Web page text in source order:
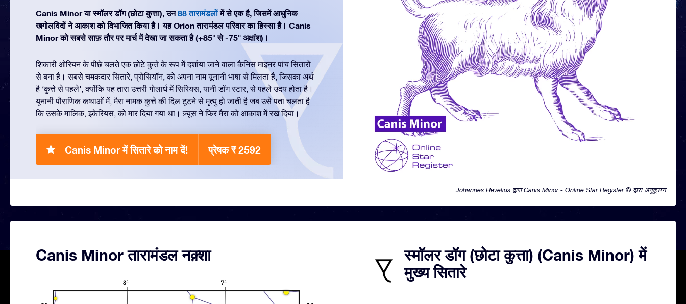
Johannes Hevelius द्वारा Canis Minor - Online Star Register © द्वारा अनुकूलन
Canis Minor या स्मॉलर डॉग (छोटा कुत्ता), उन88 तारामंडलोंमें से एक है, जिसमें आधुनिक
खगोलविदों ने आकाश को विभाजित किया है। यह Orion तारामंडल परिवार का हिस्सा है। Canis
Minor को सबसे साफ़ तौर पर मार्च में देखा जा सकता है (+85° से -75° अक्षांश)।
शिकारी ओरियन के पीछे चलते एक छोटे कुत्ते के रूप में दर्शाया जाने वाला कैनिस माइनर पांच सितारों
से बना है। सबसे चमकदार सितारे, प्रोसियॉन, को अपना नाम यूनानी भाषा से मिलता है, जिसका अर्थ
है ‘कुत्ते से पहले’, क्योंकि यह तारा उत्तरी गोलार्ध में सिरियस, यानी डॉग स्टार, से पहले उदय होता है।
यूनानी पौराणिक कथाओं में, मैरा नामक कुत्ते की दिल टूटने से मृत्यु हो जाती है जब उसे पता चलता है
कि उसके मालिक, इकेरियस, को मार दिया गया था। ज़्यूस ने फिर मैरा को आकाश में रख दिया।
Canis Minor में सितारे को नाम दें! प्रेषक ₹ 2592
Canis Minor तारामंडल नक़्शा
स्मॉलर डॉग (छोटा कुत्ता) (Canis Minor) में
मुख्य सितारे